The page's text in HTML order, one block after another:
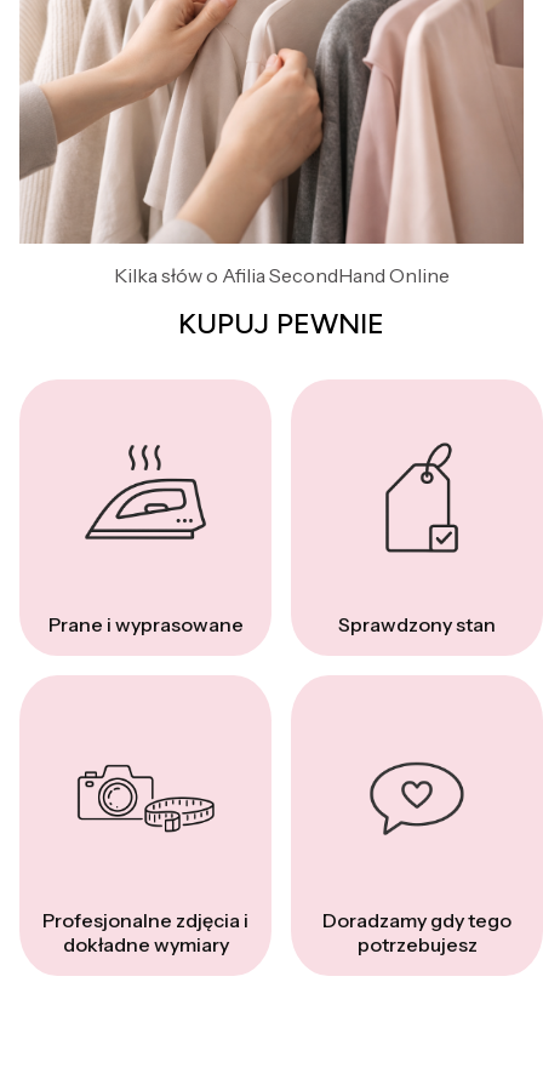
Kilka słów o Afilia SecondHand Online
KUPUJ PEWNIE
Prane i wyprasowane Sprawdzony stan
Profesjonalne zdjęcia i
dokładne wymiary
Doradzamy gdy tego
potrzebujesz